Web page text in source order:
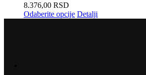
8.376,00 RSD
Odaberite opcije Detalji